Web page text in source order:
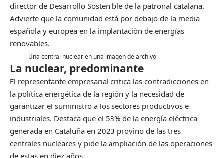
director de Desarrollo Sostenible de la patronal catalana.
Advierte que la comunidad está por debajo de la media
española y europea en la implantación de energías
renovables.
Una central nuclear en una imagen de archivo
La nuclear, predominante
El representante empresarial critica las contradicciones en
la política energética de la región y la necesidad de
garantizar el suministro a los sectores productivos e
industriales. Destaca que el 58% de la energía eléctrica
generada en Cataluña en 2023 provino de las tres
centrales nucleares y pide la ampliación de las operaciones
de estas en diez años.